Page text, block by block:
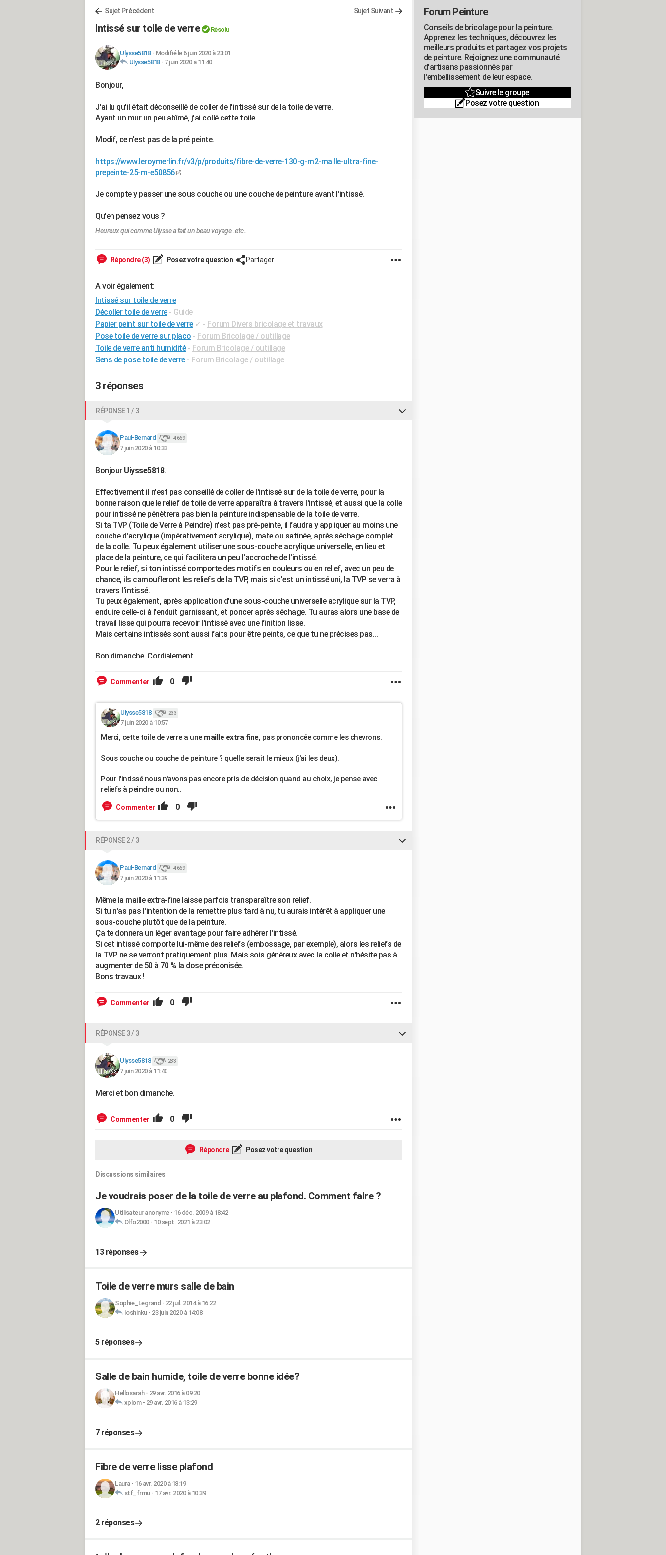
Sujet Précédent Sujet Suivant
Intissé sur toile de verre Résolu
Ulysse5818- Modifié le 6 juin 2020 à 23:01
Ulysse5818- 7 juin 2020 à 11:40
Bonjour,
J'ai lu qu'il était déconseillé de coller de l'intissé sur de la toile de verre.
Ayant un mur un peu abîmé, j'ai collé cette toile
Modif, ce n'est pas de la pré peinte.
https://www.leroymerlin.fr/v3/p/produits/fibre-de-verre-130-g-m2-maille-ultra-fine-
prepeinte-25-m-e50856
Je compte y passer une sous couche ou une couche de peinture avant l'intissé.
Qu'en pensez vous ?
Heureux qui comme Ulysse a fait un beau voyage..etc..
Répondre (3) Posez votre question Partager
A voir également:
Intissé sur toile de verre
Décoller toile de verre - Guide
Papier peint sur toile de verre ✓ - Forum Divers bricolage et travaux
Pose toile de verre sur placo - Forum Bricolage / outillage
Toile de verre anti humidité - Forum Bricolage / outillage
Sens de pose toile de verre - Forum Bricolage / outillage
3 réponses
RÉPONSE 1 / 3
Paul-Bernard 4 669
7 juin 2020 à 10:33
Bonjour Uiysse5818.
Effectivement il n'est pas conseillé de coller de l'intissé sur de la toile de verre, pour la
bonne raison que le relief de toile de verre apparaîtra à travers l'intissé, et aussi que la colle
pour intissé ne pénètrera pas bien la peinture indispensable de la toile de verre.
Si ta TVP (Toile de Verre à Peindre) n'est pas pré-peinte, il faudra y appliquer au moins une
couche d'acrylique (impérativement acrylique), mate ou satinée, après séchage complet
de la colle. Tu peux également utiliser une sous-couche acrylique universelle, en lieu et
place de la peinture, ce qui facilitera un peu l'accroche de l'intissé.
Pour le relief, si ton intissé comporte des motifs en couleurs ou en relief, avec un peu de
chance, ils camoufleront les reliefs de la TVP, mais si c'est un intissé uni, la TVP se verra à
travers l'intissé.
Tu peux également, après application d'une sous-couche universelle acrylique sur la TVP,
enduire celle-ci à l'enduit garnissant, et poncer après séchage. Tu auras alors une base de
travail lisse qui pourra recevoir l'intissé avec une finition lisse.
Mais certains intissés sont aussi faits pour être peints, ce que tu ne précises pas...
Bon dimanche. Cordialement.
Commenter 0
Ulysse5818 233
7 juin 2020 à 10:57
Merci, cette toile de verre a une maille extra fine, pas prononcée comme les chevrons.
Sous couche ou couche de peinture ? quelle serait le mieux (j'ai les deux).
Pour l'intissé nous n'avons pas encore pris de décision quand au choix, je pense avec
reliefs à peindre ou non..
Commenter 0
RÉPONSE 2 / 3
Paul-Bernard 4 669
7 juin 2020 à 11:39
Même la maille extra-fine laisse parfois transparaître son relief.
Si tu n'as pas l'intention de la remettre plus tard à nu, tu aurais intérêt à appliquer une
sous-couche plutôt que de la peinture.
Ça te donnera un léger avantage pour faire adhérer l'intissé.
Si cet intissé comporte lui-même des reliefs (embossage, par exemple), alors les reliefs de
la TVP ne se verront pratiquement plus. Mais sois généreux avec la colle et n'hésite pas à
augmenter de 50 à 70 % la dose préconisée.
Bons travaux !
Commenter 0
RÉPONSE 3 / 3
Ulysse5818 233
7 juin 2020 à 11:40
Merci et bon dimanche.
Commenter 0
Répondre Posez votre question
Discussions similaires
Je voudrais poser de la toile de verre au plafond. Comment faire ?
Utilisateur anonyme- 16 déc. 2009 à 18:42
Olfo2000- 10 sept. 2021 à 23:02
13 réponses
Toile de verre murs salle de bain
Sophie_Legrand - 22 juil. 2014 à 16:22
Ioshinku- 23 juin 2020 à 14:08
5 réponses
Salle de bain humide, toile de verre bonne idée?
Hellosarah- 29 avr. 2016 à 09:20
xplom- 29 avr. 2016 à 13:29
7 réponses
Fibre de verre lisse plafond
Laura- 16 avr. 2020 à 18:19
stf_frmu- 17 avr. 2020 à 10:39
2 réponses
Forum Peinture
Conseils de bricolage pour la peinture.
Apprenez les techniques, découvrez les
meilleurs produits et partagez vos projets
de peinture. Rejoignez une communauté
d'artisans passionnés par
l'embellissement de leur espace.
Suivre le groupe
Posez votre question